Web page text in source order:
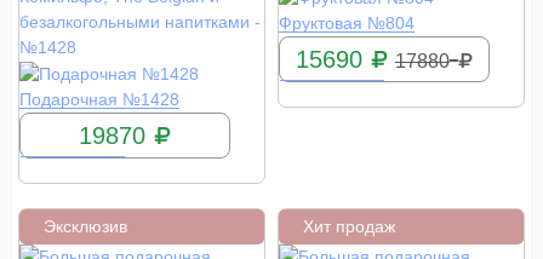
Подарочная №1428
КУПИТЬ
19870
Фруктовая №804
КУПИТЬ
15690
17880
Эксклюзив Хит продаж